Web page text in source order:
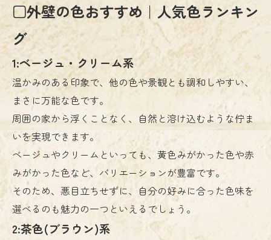
□外壁の色おすすめ｜人気色ランキン
グ
1:ベージュ・クリーム系
温かみのある印象で、他の色や景観とも調和しやすい、
まさに万能な色です。
周囲の家から浮くことなく、自然と溶け込むような佇ま
いを実現できます。
ベージュやクリームといっても、黄色みがかった色や赤
みがかった色など、バリエーションが豊富です。
そのため、悪目立ちせずに、自分の好みに合った色味を
選べるのも魅力の一つといえるでしょう。
2:茶色(ブラウン)系